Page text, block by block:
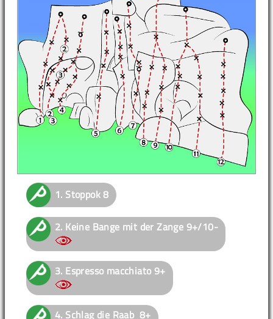
1. Stoppok8
2. Keine Bange mit der Zange 9+/10-
3. Espresso macchiato 9+
4. Schlag die Raab 8+